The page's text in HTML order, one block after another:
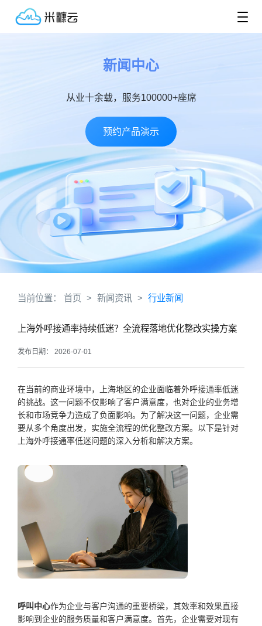
新闻中心
从业十余载，服务100000+座席
预约产品演示
当前位置： 首页 > 新闻资讯 > 行业新闻
上海外呼接通率持续低迷？全流程落地优化整改实操方案
发布日期： 2026-07-01
在当前的商业环境中，上海地区的企业面临着外呼接通率低迷
的挑战。这一问题不仅影响了客户满意度，也对企业的业务增
长和市场竞争力造成了负面影响。为了解决这一问题，企业需
要从多个角度出发，实施全流程的优化整改方案。以下是针对
上海外呼接通率低迷问题的深入分析和解决方案。
呼叫中心作为企业与客户沟通的重要桥梁，其效率和效果直接
影响到企业的服务质量和客户满意度。首先，企业需要对现有